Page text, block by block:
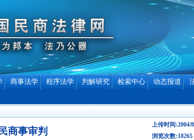
商事法学 程序法学 判解研究 检索中心 动态报道
商事审判
上传时间:2004/
浏览次数:18265